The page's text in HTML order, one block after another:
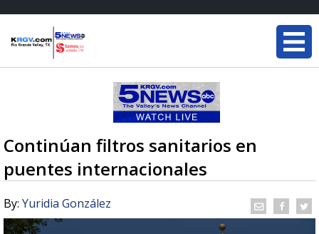
Continúan filtros sanitarios en
puentes internacionales
By: Yuridia González